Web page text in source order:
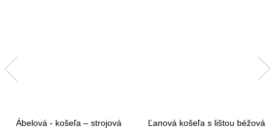
Ábelová - košeľa – strojová
Ľanová košeľa s lištou béžová